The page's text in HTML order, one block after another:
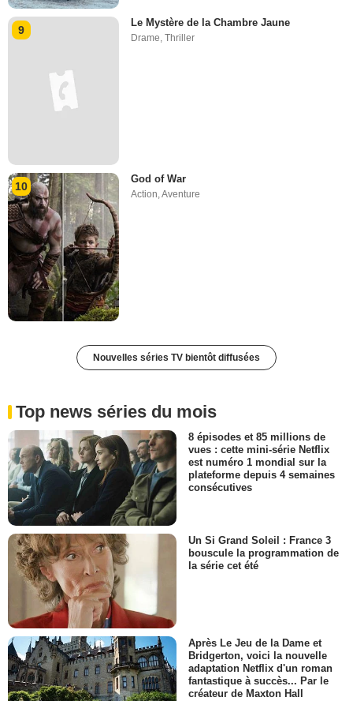
9
Le Mystère de la Chambre Jaune
Drame ,Thriller
10
God of War
Action,Aventure
Nouvelles séries TV bientôt diffusées
Top news séries du mois
8 épisodes et 85 millions de
vues : cette mini-série Netflix
est numéro 1 mondial sur la
plateforme depuis 4 semaines
consécutives
Un Si Grand Soleil : France 3
bouscule la programmation de
la série cet été
Après Le Jeu de la Dame et
Bridgerton, voici la nouvelle
adaptation Netflix d'un roman
fantastique à succès... Par le
créateur de Maxton Hall